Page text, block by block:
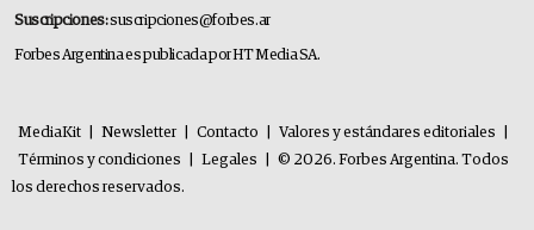
Suscripciones:suscripciones@forbes.ar
Forbes Argentina es publicada por HT Media SA.
MediaKit Newsletter Contacto Valores y estándares editoriales
Términos y condiciones
Legales
© 2026. Forbes Argentina. Todos
los derechos reservados.